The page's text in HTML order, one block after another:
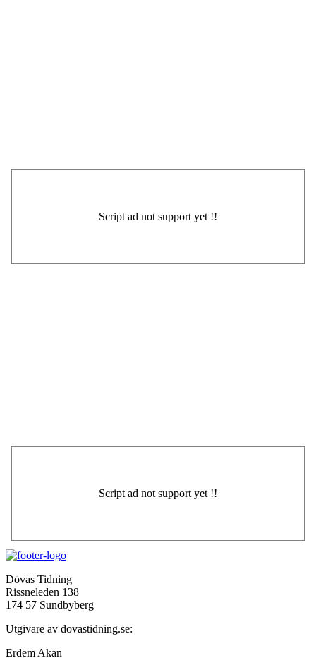
Dövas Tidning
Rissneleden 138
174 57 Sundbyberg
Utgivare av dovastidning.se:
Erdem Akan